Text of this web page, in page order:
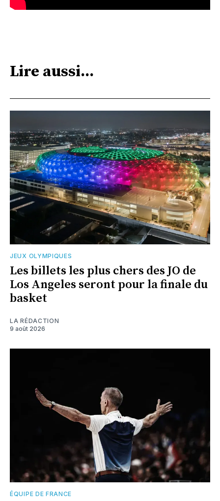
Lire aussi...
JEUX OLYMPIQUES
Les billets les plus chers des JO de
Los Angeles seront pour la finale du
basket
LA RÉDACTION
9 août 2026
ÉQUIPE DE FRANCE